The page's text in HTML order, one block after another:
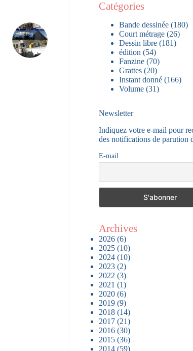
Catégories
Bande dessinée(180)
Court métrage(26)
Dessin libre(181)
édition (54)
Fanzine(70)
Grattes(20)
Instant donné(166)
Volume(31)
Newsletter
Indiquez votre e-mail pour
des notifications de parution
E-mail
Archives
2026(6)
2025(10)
2024(10)
2023(2)
2022 (3)
2021 (1)
2020(6)
2019(9)
2018(14)
2017(21)
2016(30)
2015(36)
2014(59)